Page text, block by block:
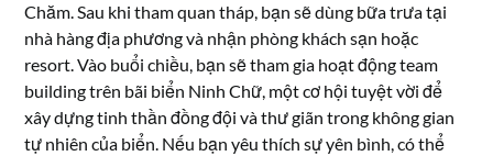
Chăm. Sau khi tham quan tháp, bạn sẽ dùng bữa trưa tại
nhà hàng địa phương và nhận phòng khách sạn hoặc
resort. Vào buổi chiều, bạn sẽ tham gia hoạt động team
building trên bãi biển Ninh Chữ, một cơ hội tuyệt vời để
xây dựng tinh thần đồng đội và thư giãn trong không gian
tự nhiên của biển. Nếu bạn yêu thích sự yên bình, có thể